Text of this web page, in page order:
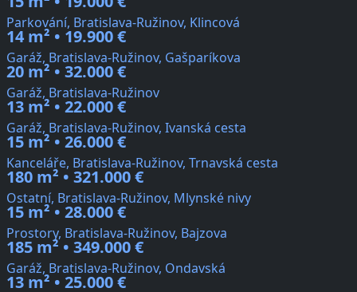
Parkování, Bratislava-Ružinov, Klincová
14 m² • 19.900 €
Garáž, Bratislava-Ružinov, Gašparíkova
20 m² • 32.000 €
Garáž, Bratislava-Ružinov
13 m² • 22.000 €
Garáž, Bratislava-Ružinov, Ivanská cesta
15 m² • 26.000 €
Kanceláře, Bratislava-Ružinov, Trnavská cesta
180 m² • 321.000 €
Ostatní, Bratislava-Ružinov, Mlynské nivy
15 m² • 28.000 €
Prostory, Bratislava-Ružinov, Bajzova
185 m² • 349.000 €
Garáž, Bratislava-Ružinov, Ondavská
13 m² • 25.000 €